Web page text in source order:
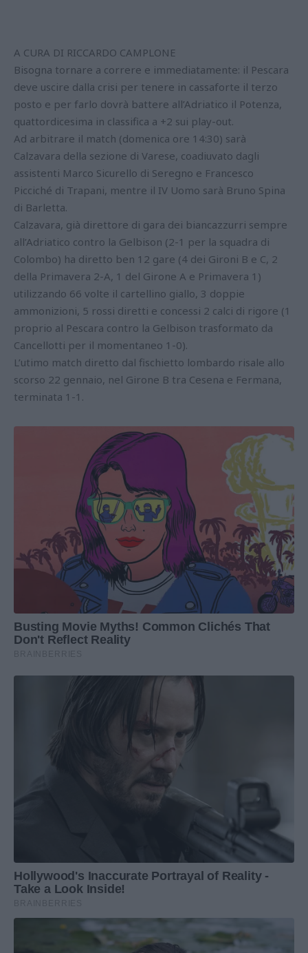
A CURA DI RICCARDO CAMPLONE
Bisogna tornare a correre e immediatamente: il Pescara
deve uscire dalla crisi per tenere in cassaforte il terzo
posto e per farlo dovrà battere all’Adriatico il Potenza,
quattordicesima in classifica a +2 sui play-out.
Ad arbitrare il match (domenica ore 14:30) sarà
Calzavara della sezione di Varese, coadiuvato dagli
assistenti Marco Sicurello di Seregno e Francesco
Picciché di Trapani, mentre il IV Uomo sarà Bruno Spina
di Barletta.
Calzavara, già direttore di gara dei biancazzurri sempre
all’Adriatico contro la Gelbison (2-1 per la squadra di
Colombo) ha diretto ben 12 gare (4 dei Gironi B e C, 2
della Primavera 2-A, 1 del Girone A e Primavera 1)
utilizzando 66 volte il cartellino giallo, 3 doppie
ammonizioni, 5 rossi diretti e concessi 2 calci di rigore (1
proprio al Pescara contro la Gelbison trasformato da
Cancellotti per il momentaneo 1-0).
L’utimo match diretto dal fischietto lombardo risale allo
scorso 22 gennaio, nel Girone B tra Cesena e Fermana,
terminata 1-1.